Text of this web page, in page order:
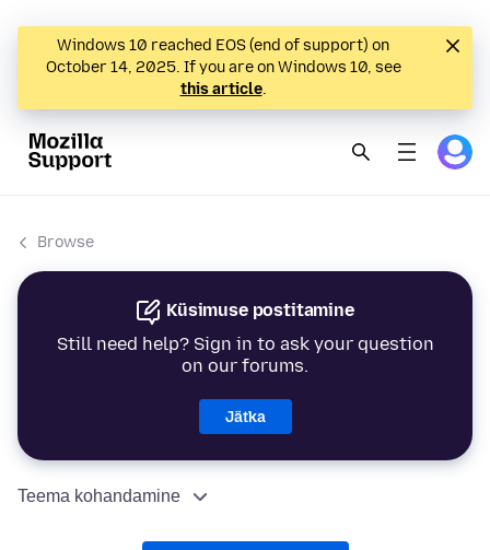
Windows 10 reached EOS (end of support) on
October 14, 2025. If you are on Windows 10, see
this article.
Browse
Küsimuse postitamine
Still need help? Sign in to ask your question
on our forums.
Jätka
Teema kohandamine